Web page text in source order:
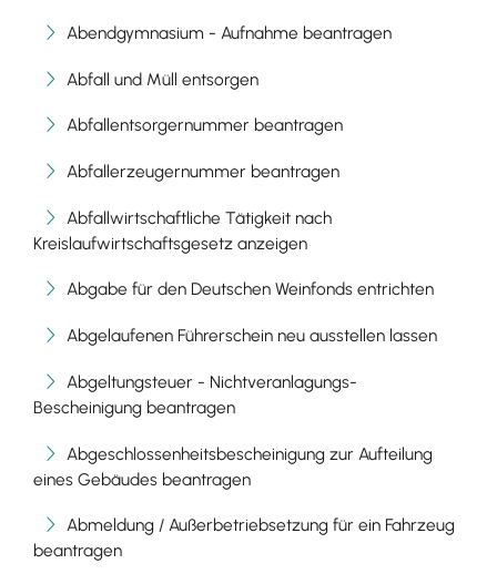
Abendgymnasium - Aufnahme beantragen
Abfall und Müll entsorgen
Abfallentsorgernummer beantragen
Abfallerzeugernummer beantragen
Abfallwirtschaftliche Tätigkeit nach
Kreislaufwirtschaftsgesetz anzeigen
Abgabe für den Deutschen Weinfonds entrichten
Abgelaufenen Führerschein neu ausstellen lassen
Abgeltungsteuer - Nichtveranlagungs-
Bescheinigung beantragen
Abgeschlossenheitsbescheinigung zur Aufteilung
eines Gebäudes beantragen
Abmeldung / Außerbetriebsetzung für ein Fahrzeug
beantragen